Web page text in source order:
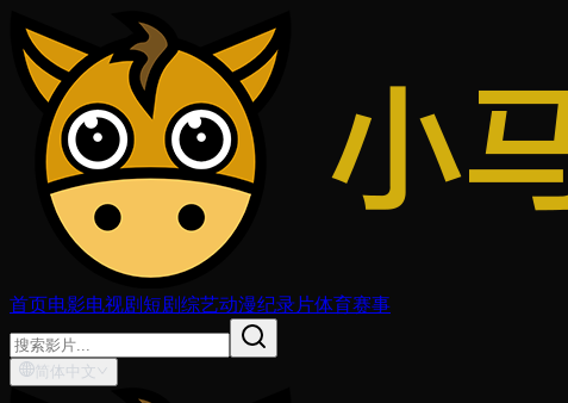
首页电影电视剧短剧综艺动漫纪录片体育赛事
简体中文